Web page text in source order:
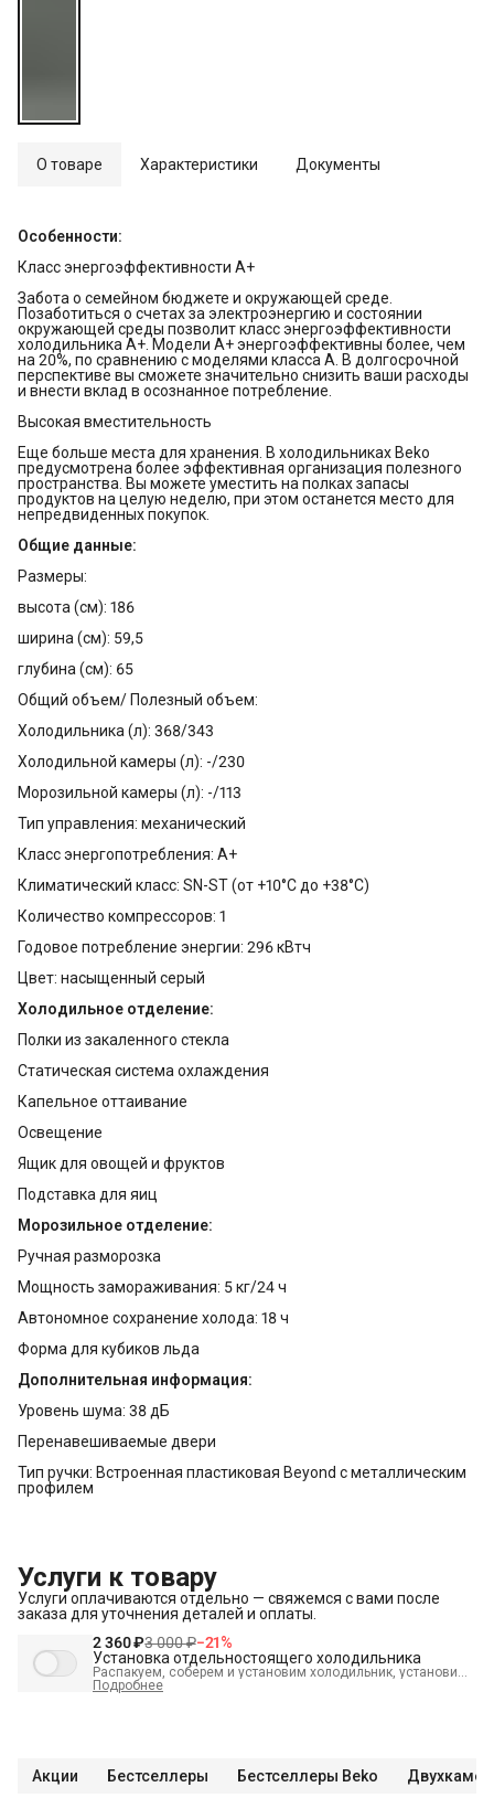
О товаре Характеристики Документы
Особенности:
Класс энергоэффективности А+
Забота о семейном бюджете и окружающей среде.
Позаботиться о счетах за электроэнергию и состоянии
окружающей среды позволит класс энергоэффективности
холодильника А+. Модели А+ энергоэффективны более, чем
на 20%, по сравнению с моделями класса А. В долгосрочной
перспективе вы сможете значительно снизить ваши расходы
и внести вклад в осознанное потребление.
Высокая вместительность
Еще больше места для хранения. В холодильниках Beko
предусмотрена более эффективная организация полезного
пространства. Вы можете уместить на полках запасы
продуктов на целую неделю, при этом останется место для
непредвиденных покупок.
Общие данные:
Размеры:
высота (см): 186
ширина (см): 59,5
глубина (см): 65
Общий объем/ Полезный объем:
Холодильника (л): 368/343
Холодильной камеры (л): -/230
Морозильной камеры (л): -/113
Тип управления: механический
Класс энергопотребления: A+
Климатический класс: SN-ST (от +10°С до +38°С)
Количество компрессоров: 1
Годовое потребление энергии: 296 кВтч
Цвет: насыщенный серый
Холодильное отделение:
Полки из закаленного стекла
Статическая система охлаждения
Капельное оттаивание
Освещение
Ящик для овощей и фруктов
Подставка для яиц
Морозильное отделение:
Ручная разморозка
Мощность замораживания: 5 кг/24 ч
Автономное сохранение холода: 18 ч
Форма для кубиков льда
Дополнительная информация:
Уровень шума: 38 дБ
Перенавешиваемые двери
Тип ручки: Встроенная пластиковая Beyond с металлическим
профилем
Услуги к товару
Услуги оплачиваются отдельно — свяжемся с вами после
заказа для уточнения деталей и оплаты.
2 360 ₽3 000 ₽−21%
Установка отдельностоящего холодильника
Распакуем, соберем и установим холодильник, установим
полки, выставим по уровню, подключим к электросети и
проверим работоспособность. А так же демонтируем
КАД)Выставление по уровнюПодключение к готовым
Подробнее
Акции Бестселлеры Бестселлеры Beko